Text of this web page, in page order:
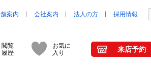
案内 会社案内 法人の方 採用情報
閲覧
履歴
お気に
入り
来店予約